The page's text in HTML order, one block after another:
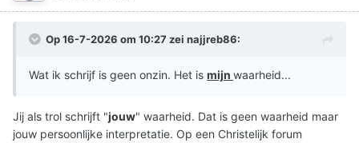
Op 16-7-2026 om 10:27 zei najjreb86:
Wat ik schrijf is geen onzin. Het is mijn waarheid...
Jij als trol schrijft "jouw" waarheid. Dat is geen waarheid maar
jouw persoonlijke interpretatie. Op een Christelijk forum